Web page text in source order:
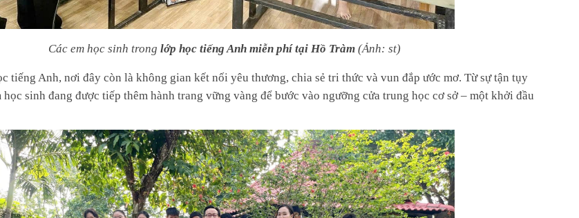
Các em học sinh trong lớp học tiếng Anh miễn phí tại Hồ Tràm (Ảnh: st)
tiếng Anh, nơi đây còn là không gian kết nối yêu thương, chia sẻ tri thức và vun đắp ước mơ. Từ sự tận tụy
học sinh đang được tiếp thêm hành trang vững vàng để bước vào ngưỡng cửa trung học cơ sở – một khởi đầu